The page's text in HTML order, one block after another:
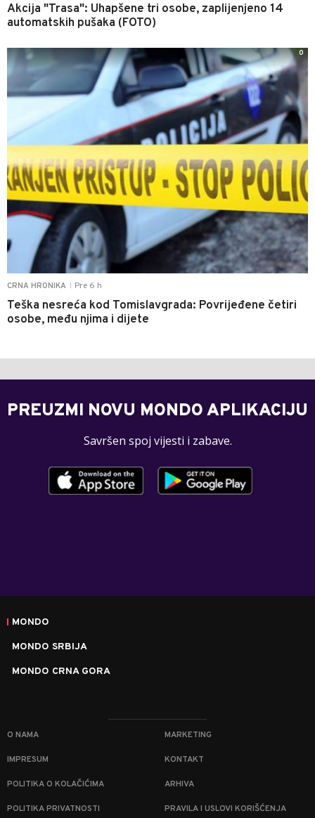
Akcija "Trasa": Uhapšene tri osobe, zaplijenjeno 14
automatskih pušaka (FOTO)
CRNA HRONIKA Pre 6 h
Teška nesreća kod Tomislavgrada: Povrijeđene četiri
osobe, među njima i dijete
0
PREUZMI NOVU MONDO APLIKACIJU
Savršen spoj vijesti i zabave.
MONDO
MONDO SRBIJA
MONDO CRNA GORA
O NAMA MARKETING
IMPRESUM KONTAKT
POLITIKA O KOLAČIĆIMA ARHIVA
POLITIKA PRIVATNOSTI PRAVILA I USLOVI KORIŠĆENJA